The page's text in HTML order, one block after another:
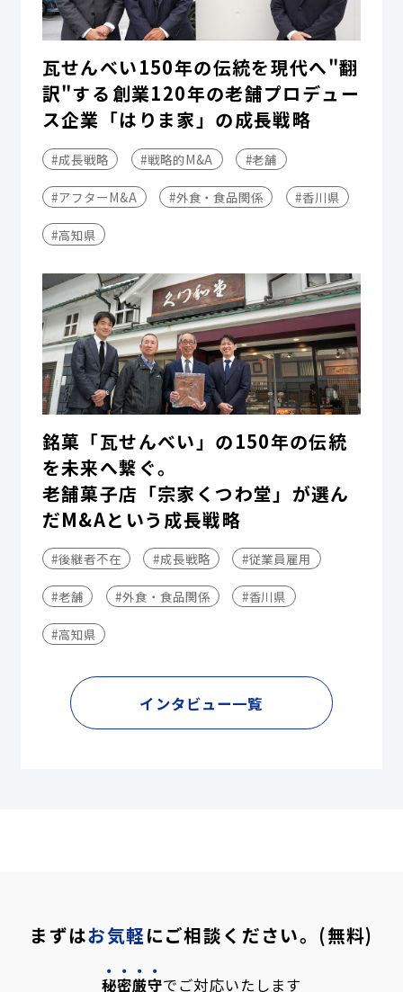
瓦せんべい150年の伝統を現代へ"翻
訳"する――創業120年の老舗プロデュー
ス企業「はりま家」の成長戦略
#成長戦略 #戦略的M&A #老舗
#アフターM&A #外食・食品関係 #香川県
#高知県
銘菓「瓦せんべい」の150年の伝統
を未来へ繋ぐ。
老舗菓子店「宗家くつわ堂」が選ん
だM&Aという成長戦略
#後継者不在 #成長戦略 #従業員雇用
#老舗 #外食・食品関係 #香川県
#高知県
インタビュー一覧
まずはお気軽にご相談ください。(無料)
秘密厳守でご対応いたします